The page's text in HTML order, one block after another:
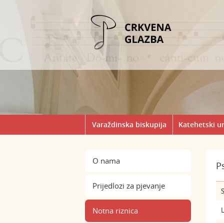
Varaždinska biskupija Katehetski
O nama
Prijedlozi za pjevanje
Notna riznica